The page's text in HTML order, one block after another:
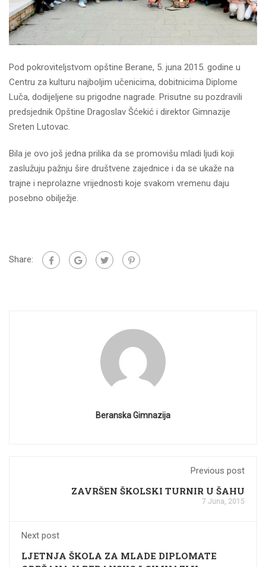
Pod pokroviteljstvom opštine Berane, 5. juna 2015. godine u
Centru za kulturu najboljim učenicima, dobitnicima Diplome
Luča, dodijeljene su prigodne nagrade. Prisutne su pozdravili
predsjednik Opštine Dragoslav Šćekić i direktor Gimnazije
Sreten Lutovac.
Bila je ovo još jedna prilika da se promovišu mladi ljudi koji
zaslužuju pažnju šire društvene zajednice i da se ukaže na
trajne i neprolazne vrijednosti koje svakom vremenu daju
posebno obilježje.
Share:
Beranska Gimnazija
Previous post
ZAVRŠEN ŠKOLSKI TURNIR U ŠAHU
7 Juna, 2015
Next post
LJETNJA ŠKOLA ZA MLADE DIPLOMATE